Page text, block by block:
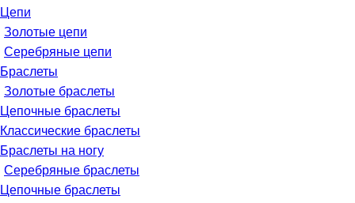
Цепи
Золотые цепи
Серебряные цепи
Браслеты
Золотые браслеты
Цепочные браслеты
Классические браслеты
Браслеты на ногу
Серебряные браслеты
Цепочные браслеты